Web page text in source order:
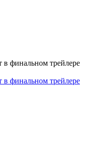
в финальном трейлере
в финальном трейлере